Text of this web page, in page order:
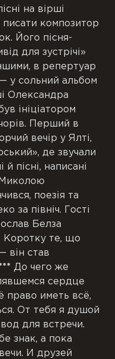
на вірші
композитор
Його пісня-
для зустрічі»
в репертуар
у сольний альбом
Олександра
ініціатором
Перший в
вечір у Ялті,
де звучали
пісні, написані
Миколою
поезія та
за північ. Гості
Белза
Коротку те, що
він став
До чего же
сердце
право иметь всё,
От тебя я душой
для встречи.
знак, а пока
И друзей